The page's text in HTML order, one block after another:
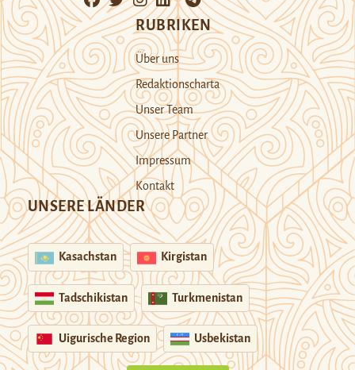
RUBRIKEN
Über uns
Redaktionscharta
Unser Team
Unsere Partner
Impressum
Kontakt
UNSERE LÄNDER
Kasachstan Kirgistan
Tadschikistan Turkmenistan
Uigurische Region Usbekistan